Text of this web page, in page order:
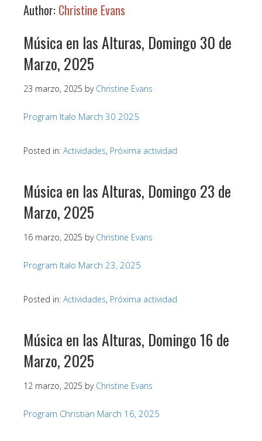
Author: Christine Evans
Música en las Alturas, Domingo 30 de
Marzo, 2025
23 marzo, 2025 by Christine Evans
Program Italo March 30 2025
Posted in: Actividades, Próxima actividad
Música en las Alturas, Domingo 23 de
Marzo, 2025
16 marzo, 2025 by Christine Evans
Program Italo March 23, 2025
Posted in: Actividades, Próxima actividad
Música en las Alturas, Domingo 16 de
Marzo, 2025
12 marzo, 2025 by Christine Evans
Program Christian March 16, 2025